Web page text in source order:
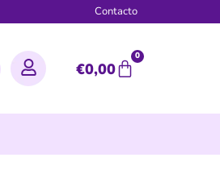
Contacto
€0,00
0